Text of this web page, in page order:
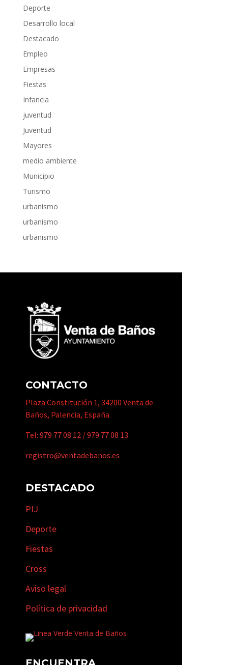
Deporte
Desarrollo local
Destacado
Empleo
Empresas
Fiestas
Infancia
juventud
Juventud
Mayores
medio ambiente
Municipio
Turismo
urbanismo
urbanismo
urbanismo
CONTACTO
Plaza Constitución 1, 34200 Venta de
Baños, Palencia, España
Tel: 979 77 08 12 /979 77 08 13
registro@ventadebanos.es
DESTACADO
PIJ
Deporte
Fiestas
Cross
Aviso legal
Política de privacidad